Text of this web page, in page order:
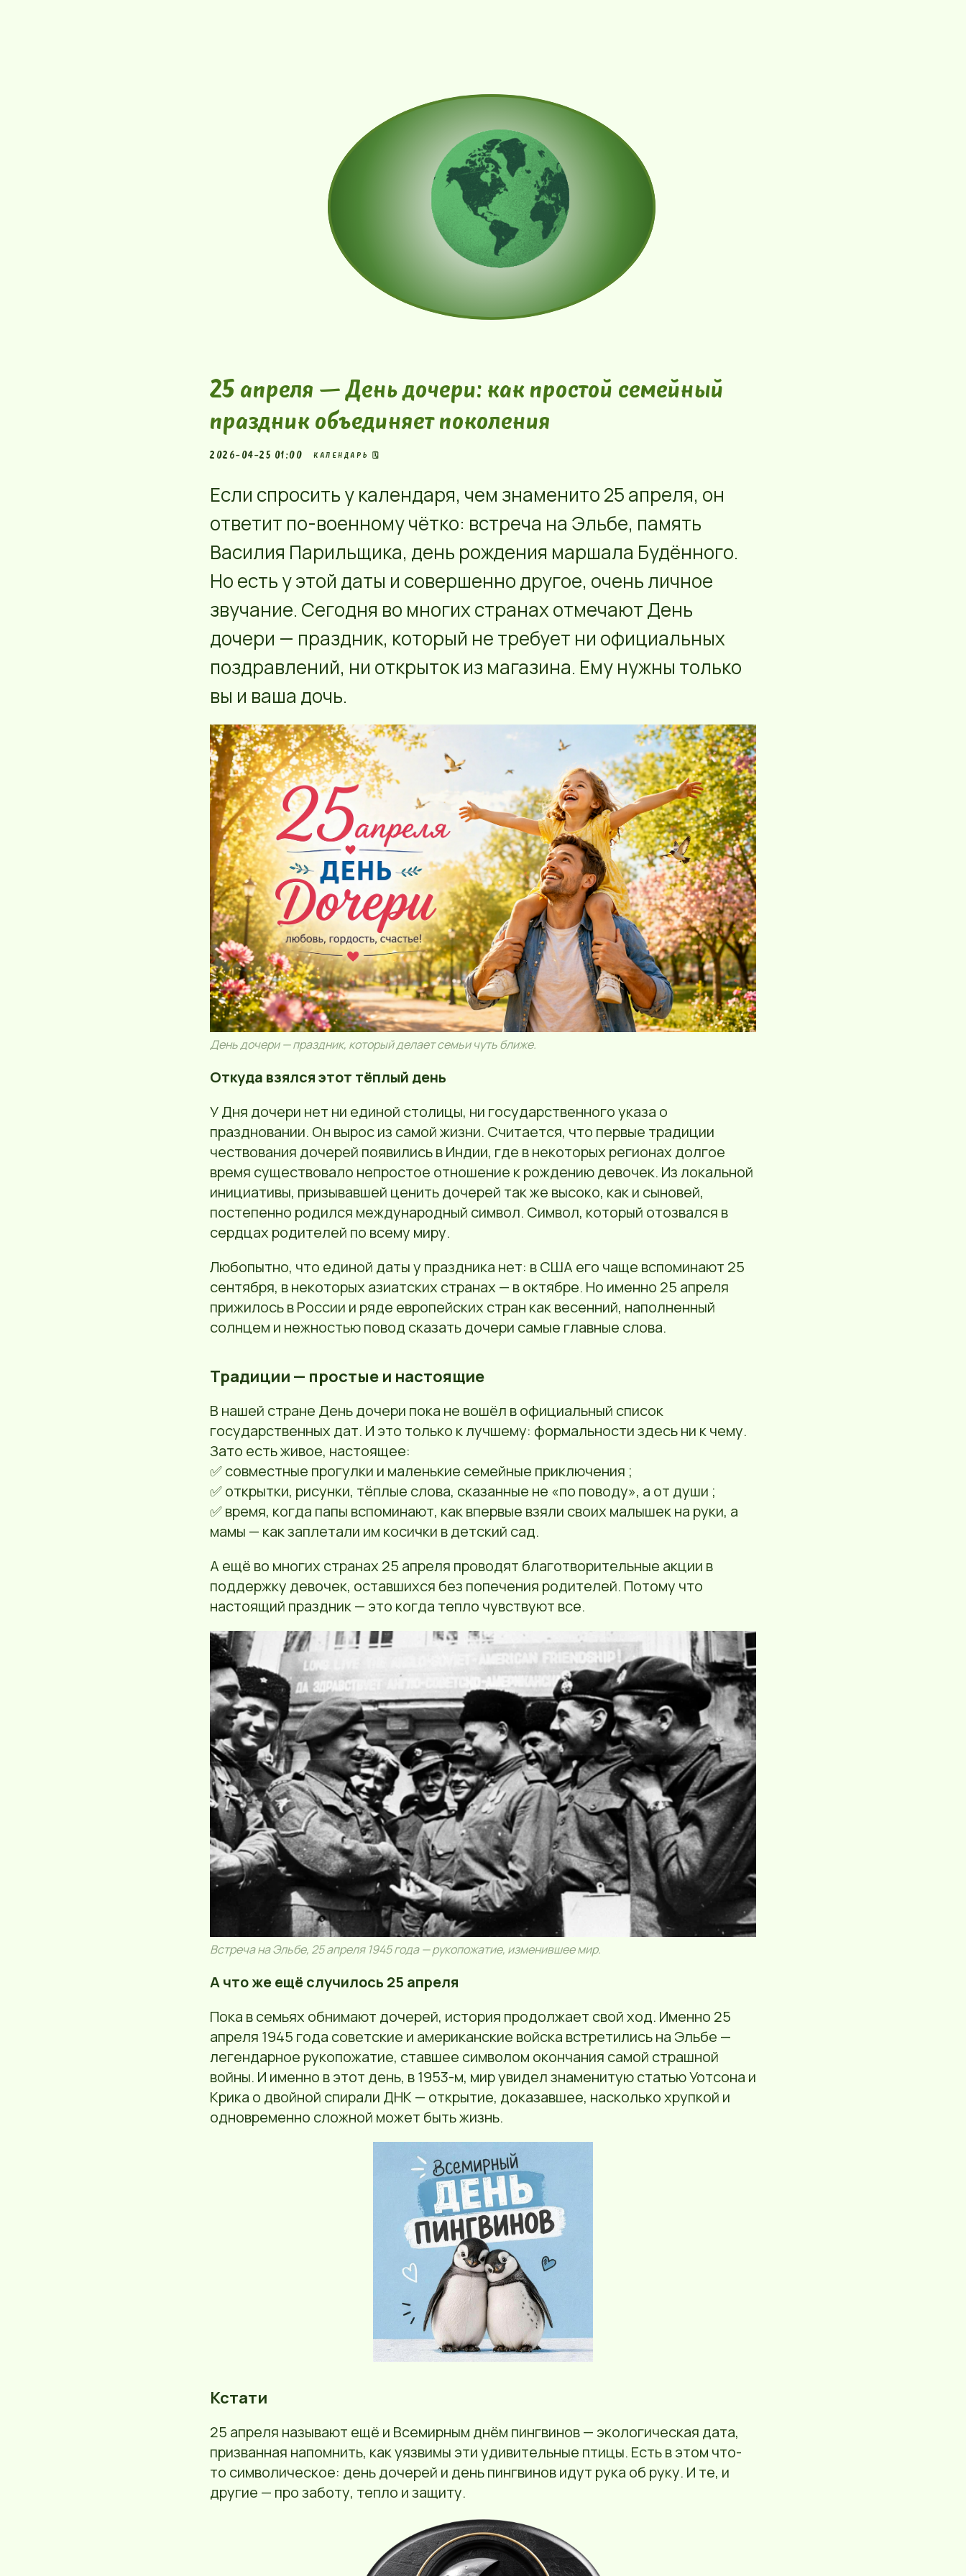
25 апреля — День дочери: как простой семейный
праздник объединяет поколения
2026-04-25 01:00 КАЛЕНДАРЬ 🗓️
Если спросить у календаря, чем знаменито 25 апреля, он
ответит по-военному чётко: встреча на Эльбе, память
Василия Парильщика, день рождения маршала Будённого.
Но есть у этой даты и совершенно другое, очень личное
звучание. Сегодня во многих странах отмечают День
дочери — праздник, который не требует ни официальных
поздравлений, ни открыток из магазина. Ему нужны только
вы и ваша дочь.
День дочери — праздник, который делает семьи чуть ближе.
Откуда взялся этот тёплый день
У Дня дочери нет ни единой столицы, ни государственного указа о
праздновании. Он вырос из самой жизни. Считается, что первые традиции
чествования дочерей появились в Индии, где в некоторых регионах долгое
время существовало непростое отношение к рождению девочек. Из локальной
инициативы, призывавшей ценить дочерей так же высоко, как и сыновей,
постепенно родился международный символ. Символ, который отозвался в
сердцах родителей по всему миру.
Любопытно, что единой даты у праздника нет: в США его чаще вспоминают 25
сентября, в некоторых азиатских странах — в октябре. Но именно 25 апреля
прижилось в России и ряде европейских стран как весенний, наполненный
солнцем и нежностью повод сказать дочери самые главные слова.
Традиции — простые и настоящие
В нашей стране День дочери пока не вошёл в официальный список
государственных дат. И это только к лучшему: формальности здесь ни к чему.
Зато есть живое, настоящее:
✅ совместные прогулки и маленькие семейные приключения ;
✅ открытки, рисунки, тёплые слова, сказанные не «по поводу», а от души ;
✅ время, когда папы вспоминают, как впервые взяли своих малышек на руки, а
мамы — как заплетали им косички в детский сад.
А ещё во многих странах 25 апреля проводят благотворительные акции в
поддержку девочек, оставшихся без попечения родителей. Потому что
настоящий праздник — это когда тепло чувствуют все.
Встреча на Эльбе, 25 апреля 1945 года — рукопожатие, изменившее мир.
А что же ещё случилось 25 апреля
Пока в семьях обнимают дочерей, история продолжает свой ход. Именно 25
апреля 1945 года советские и американские войска встретились на Эльбе —
легендарное рукопожатие, ставшее символом окончания самой страшной
войны. И именно в этот день, в 1953-м, мир увидел знаменитую статью Уотсона и
Крика о двойной спирали ДНК — открытие, доказавшее, насколько хрупкой и
одновременно сложной может быть жизнь.
Кстати
25 апреля называют ещё и Всемирным днём пингвинов — экологическая дата,
призванная напомнить, как уязвимы эти удивительные птицы. Есть в этом что-
то символическое: день дочерей и день пингвинов идут рука об руку. И те, и
другие — про заботу, тепло и защиту.